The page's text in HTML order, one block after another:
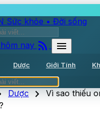
Sức khỏe • Đời sống
nay rss_feed menu
Dược Giới Tính
Dược chevron_right Vì sao thiếu